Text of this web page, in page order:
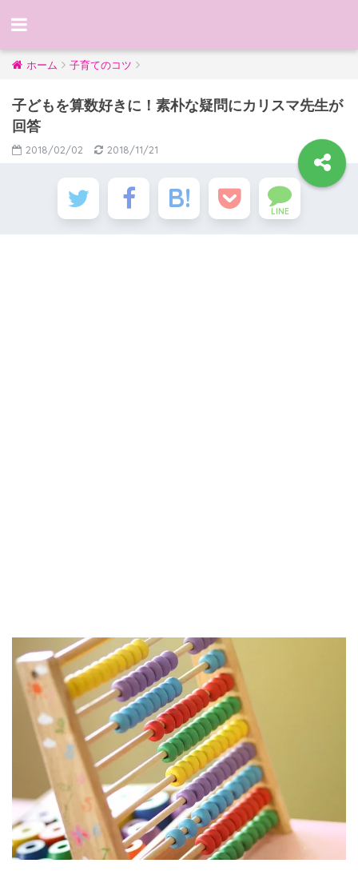
ホーム 子育てのコツ
子どもを算数好きに！素朴な疑問にカリスマ先生が
回答
2018/02/02 2018/11/21
LINE